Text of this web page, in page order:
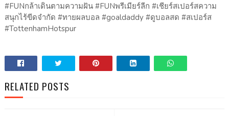
#FUNกล้าเดินตามความฝัน #FUNพรีเมียร์ลีก #เชียร์สเปอร์สความ
สนุกไร้ขีดจำกัด #ทายผลบอล #goaldaddy #ดูบอลสด #สเปอร์ส
#TottenhamHotspur
RELATED POSTS